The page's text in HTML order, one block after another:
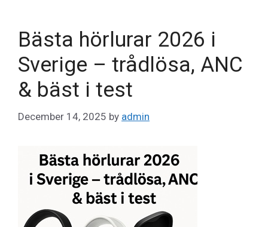
Bästa hörlurar 2026 i
Sverige – trådlösa, ANC
& bäst i test
December 14, 2025 by admin